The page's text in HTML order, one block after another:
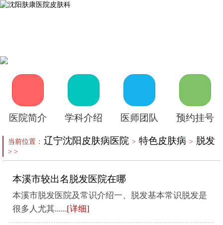
医院简介 学科介绍 医师团队 预约挂号
当前位置： 辽宁沈阳皮肤病医院 > 特色皮肤病 > 脱发
> >
本溪市较出名脱发医院在哪
本溪市脱发医院及常识介绍一、脱发基本常识脱发是
很多人尤其......[详细]